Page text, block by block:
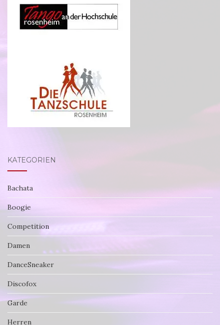
KATEGORIEN
Bachata
Boogie
Competition
Damen
DanceSneaker
Discofox
Garde
Herren